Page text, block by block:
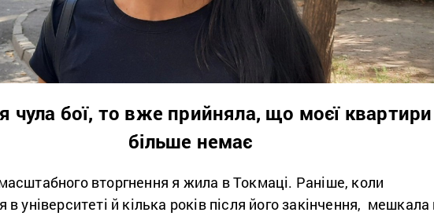
чула бої, то вже прийняла, що моєї квартири
більше немає
вторгнення я жила в Токмаці. Раніше, коли
в університеті й кілька років після його закінчення, мешкала